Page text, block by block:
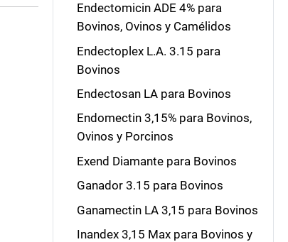
Endectomicin ADE 4% para
Bovinos, Ovinos y Camélidos
Endectoplex L.A. 3.15 para
Bovinos
Endectosan LA para Bovinos
Endomectin 3,15% para Bovinos,
Ovinos y Porcinos
Exend Diamante para Bovinos
Ganador 3.15 para Bovinos
Ganamectin LA 3,15 para Bovinos
Inandex 3,15 Max para Bovinos y